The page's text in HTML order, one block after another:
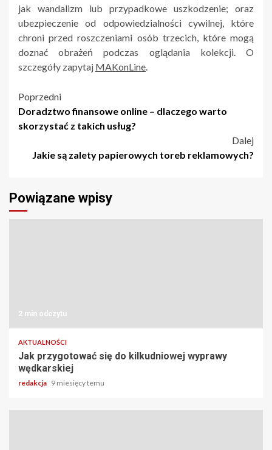
jak wandalizm lub przypadkowe uszkodzenie; oraz
ubezpieczenie od odpowiedzialności cywilnej, które
chroni przed roszczeniami osób trzecich, które mogą
doznać obrażeń podczas oglądania kolekcji. O
szczegóły zapytaj MAKonLine.
Nawigacja
wpisu
Poprzedni
Doradztwo finansowe online – dlaczego warto
skorzystać z takich usług?
Dalej
Jakie są zalety papierowych toreb reklamowych?
Powiązane wpisy
2 min odczytu
AKTUALNOŚCI
Jak przygotować się do kilkudniowej wyprawy
wędkarskiej
redakcja 9 miesięcy temu